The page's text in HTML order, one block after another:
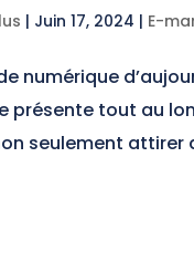
| Juin 17, 2024 | E-
numérique
présente tout au
seulement attirer